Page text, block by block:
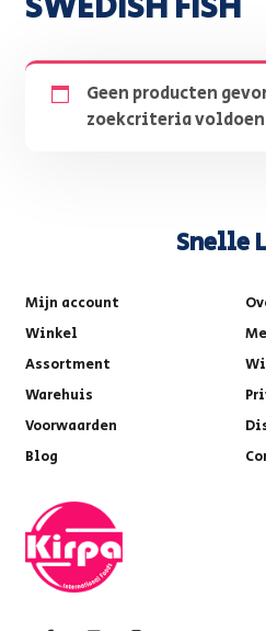
Geen producten
zoekcriteria
Snelle
Mijn account
Winkel
Assortment
Warehuis
Voorwaarden
Blog